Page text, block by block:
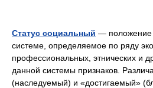
Статус социальный — положение
системе, определяемое по ряду
профессиональных, этнических и
данной системы признаков.
(наследуемый) и «достигаемый»